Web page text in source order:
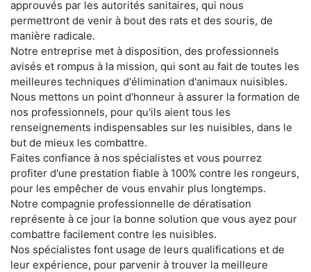
approuvés par les autorités sanitaires, qui nous
permettront de venir à bout des rats et des souris, de
manière radicale.
Notre entreprise met à disposition, des professionnels
avisés et rompus à la mission, qui sont au fait de toutes les
meilleures techniques d'élimination d'animaux nuisibles.
Nous mettons un point d'honneur à assurer la formation de
nos professionnels, pour qu'ils aient tous les
renseignements indispensables sur les nuisibles, dans le
but de mieux les combattre.
Faites confiance à nos spécialistes et vous pourrez
profiter d'une prestation fiable à 100% contre les rongeurs,
pour les empêcher de vous envahir plus longtemps.
Notre compagnie professionnelle de dératisation
représente à ce jour la bonne solution que vous ayez pour
combattre facilement contre les nuisibles.
Nos spécialistes font usage de leurs qualifications et de
leur expérience, pour parvenir à trouver la meilleure